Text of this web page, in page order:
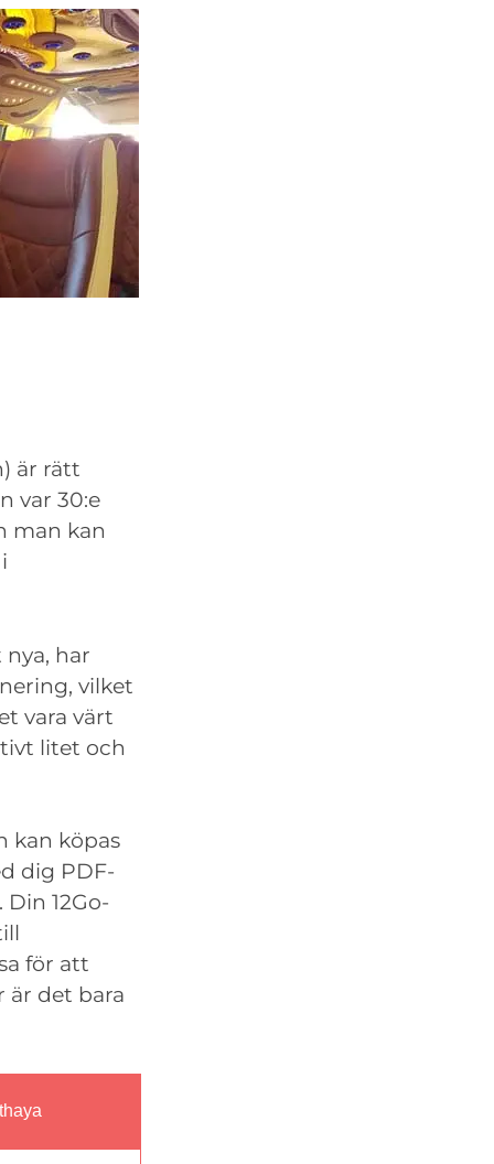
är rätt
var 30:e
man kan
har
vilket
vara värt
litet och
kan köpas
dig PDF-
12Go-
för att
är det bara